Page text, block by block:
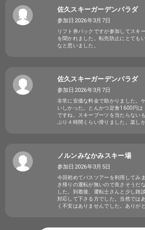
佐久スキーガーデンパラダ
参加日2026年3月7日
リフト券パックですが参加してスキ
を聞かれました。転売防止にとても
なと思いました。
佐久スキーガーデンパラダ
参加日2026年3月7日
非常に安価な料金で助かりました。
いしかった。とんかつ定食1600円
ですね。スキーブーツを当たらない
ぷり４時間くらい滑りました。楽し
ノルンみなかみスキー場
参加日2026年3月5日
今回初めてバスツアーを利用してみ
き帰りの運転が無いので良さそうだ
した。到着後、運転士さんと少し雑
対応して下さる方でした。当然では
く不安はありませんでした。ありが